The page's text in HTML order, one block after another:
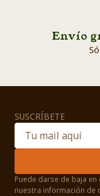
Envío
SUSCRÍBETE
Puede darse de baja
nuestra información de